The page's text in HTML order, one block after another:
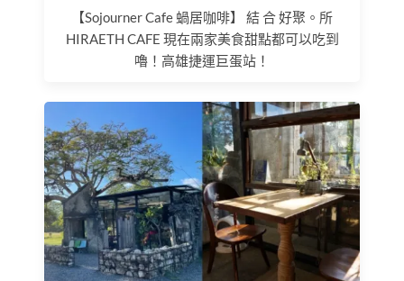
【Sojourner Cafe 蝸居咖啡】 結 合 好聚。所
HIRAETH CAFE 現在兩家美食甜點都可以吃到
嚕！高雄捷運巨蛋站！